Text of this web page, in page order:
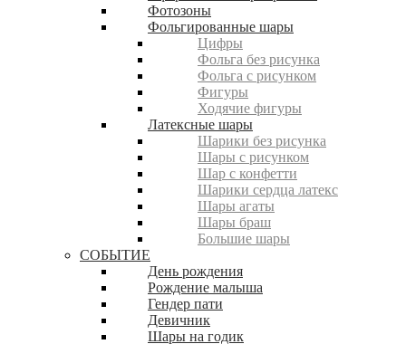
Фотозоны
Фольгированные шары
Цифры
Фольга без рисунка
Фольга с рисунком
Фигуры
Ходячие фигуры
Латексные шары
Шарики без рисунка
Шары с рисунком
Шар с конфетти
Шарики сердца латекс
Шары агаты
Шары браш
Большие шары
СОБЫТИЕ
День рождения
Рождение малыша
Гендер пати
Девичник
Шары на годик